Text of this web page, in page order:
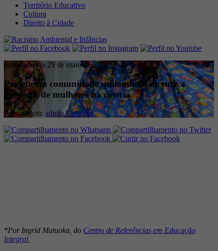
Território Educativo
Cultura
Direito à Cidade
publicado dia 29 de maio de 2018
Projeto em comunidade quilombola incentiva
presença de mulheres na ciência
Reportagem: adminAprendiz
*Por Ingrid Matuoka, do Centro de Referências em Educação
Integral